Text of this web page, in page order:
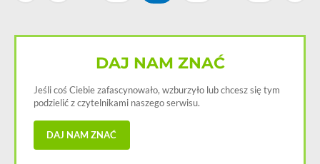
DAJ NAM ZNAĆ
Jeśli coś Ciebie zafascynowało, wzburzyło lub chcesz się tym
podzielić z czytelnikami naszego serwisu.
DAJ NAM ZNAĆ